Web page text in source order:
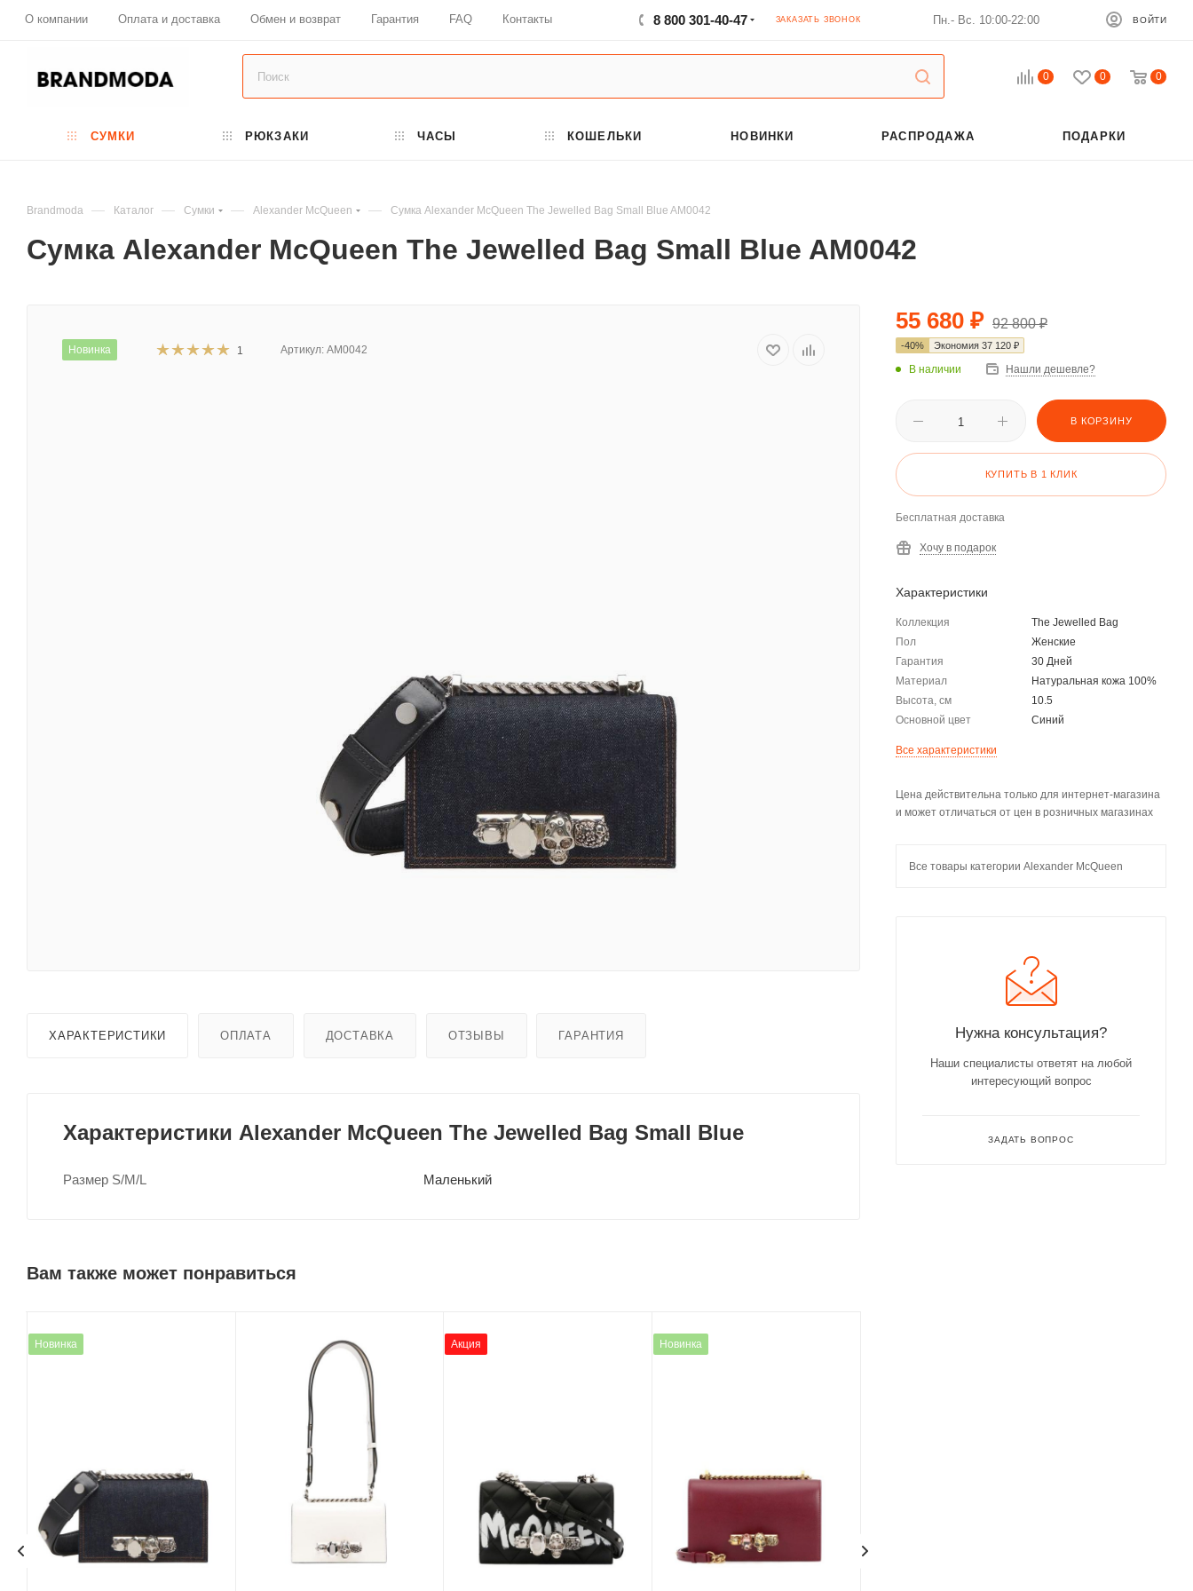
О компании Оплата и доставка Обмен и возврат Гарантия FAQ Контакты 8 800 301-40-47 ЗАКАЗАТЬ ЗВОНОК Пн.- Вс. 10:00-22:00 ВОЙТИ
0 0 0
СУМКИ РЮКЗАКИ ЧАСЫ КОШЕЛЬКИ НОВИНКИ РАСПРОДАЖА ПОДАРКИ
Brandmoda — Каталог — Сумки — Alexander McQueen — Сумка Alexander McQueen The Jewelled Bag Small Blue AM0042
Сумка Alexander McQueen The Jewelled Bag Small Blue AM0042
Новинка 1 Артикул: AM0042
ХАРАКТЕРИСТИКИ ОПЛАТА ДОСТАВКА ОТЗЫВЫ ГАРАНТИЯ
Характеристики Alexander McQueen The Jewelled Bag Small Blue
Размер S/M/L Маленький
Вам также может понравиться
Новинка Акция Новинка
55 680 ₽ 92 800₽
-40% Экономия 37 120 ₽
В наличии Нашли дешевле?
В КОРЗИНУ
КУПИТЬ В 1 КЛИК
Бесплатная доставка
Хочу в подарок
Характеристики
Коллекция
The Jewelled Bag
Пол
Женские
Гарантия
30 Дней
Материал
Натуральная кожа 100%
Высота, см
10.5
Основной цвет
Синий
Все характеристики
Цена действительна только для интернет-магазина
и может отличаться от цен в розничных магазинах
Все товары категории Alexander McQueen
Нужна консультация?
Наши специалисты ответят на любой
интересующий вопрос
ЗАДАТЬ ВОПРОС